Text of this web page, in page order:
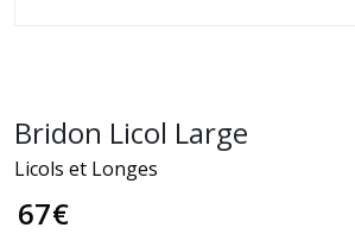
Bridon Licol Large
Licols et Longes
67€